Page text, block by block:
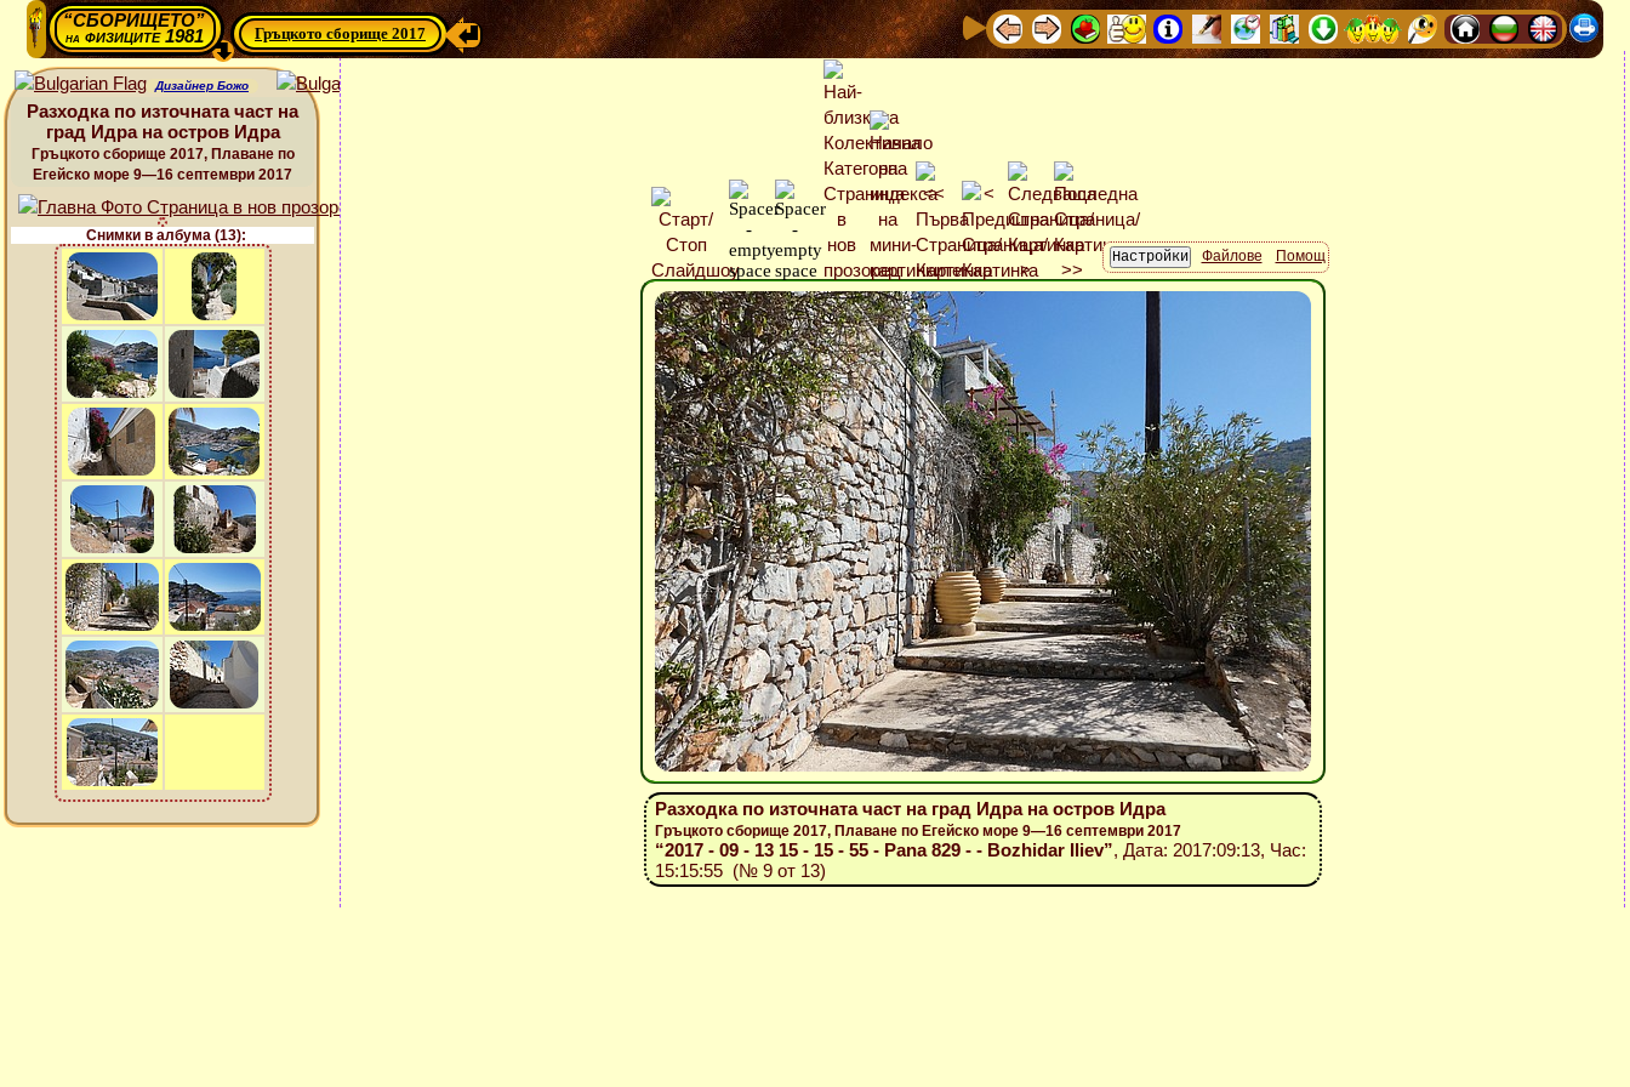
“СБОРИЩЕТО”
нафизиците 1981 Гръцкото сборище 2017
Дизайнер Божо
Разходка по източната част на
град Идра на остров Идра
Гръцкото сборище 2017, Плаване по
Егейско море 9—16 септември 2017
Снимки в албума (13):
Файлове
Помощ
Разходка по източната част на град Идра на остров Идра
Гръцкото сборище 2017, Плаване по Егейско море 9—16 септември 2017
“2017 - 09 - 13 15 - 15 - 55 - Pana 829 - - Bozhidar Iliev”, Дата: 2017:09:13, Час:
15:15:55 (№ 9 от 13)